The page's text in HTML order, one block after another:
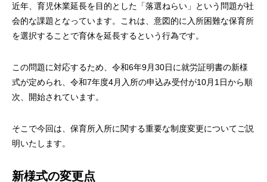
近年、育児休業延長を目的とした「落選ねらい」という問題が社
会的な課題となっています。これは、意図的に入所困難な保育所
を選択することで育休を延長するという行為です。
この問題に対応するため、令和6年9月30日に就労証明書の新様
式が定められ、令和7年度4月入所の申込み受付が10月1日から順
次、開始されています。
そこで今回は、保育所入所に関する重要な制度変更についてご説
明いたします。
新様式の変更点